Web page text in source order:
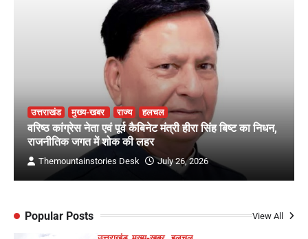
उत्तराखंड मुख्य-खबर राज्य हलचल
वरिष्ठ कांग्रेस नेता एवं पूर्व कैबिनेट मंत्री हीरा सिंह बिष्ट का निधन,
राजनीतिक जगत में शोक की लहर
Themountainstories Desk July 26, 2026
Popular Posts View All